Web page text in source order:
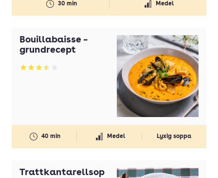
30 min Medel
Bouillabaisse –
grundrecept
Betyg: 3.48 av 5
40 min Medel Lyxig soppa
Trattkantarellsop